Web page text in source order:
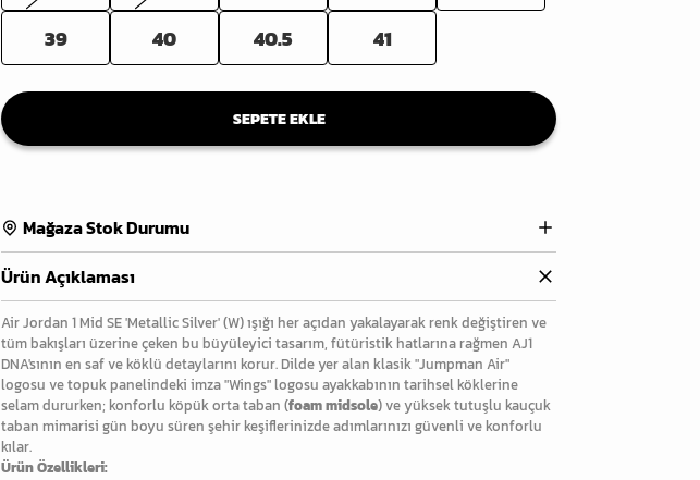
39
40 40.5 41
SEPETE EKLE
Mağaza Stok Durumu
Ürün Açıklaması
Air Jordan 1 Mid SE 'Metallic Silver' (W) ışığı her açıdan yakalayarak renk değiştiren ve
tüm bakışları üzerine çeken bu büyüleyici tasarım, fütüristik hatlarına rağmen AJ1
DNA'sının en saf ve köklü detaylarını korur. Dilde yer alan klasik "Jumpman Air"
logosu ve topuk panelindeki imza "Wings" logosu ayakkabının tarihsel köklerine
selam dururken; konforlu köpük orta taban (foam midsole) ve yüksek tutuşlu kauçuk
taban mimarisi gün boyu süren şehir keşiflerinizde adımlarınızı güvenli ve konforlu
kılar.
Ürün Özellikleri: